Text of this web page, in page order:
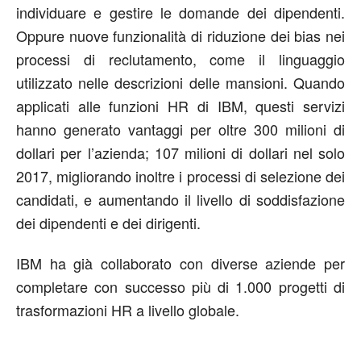
individuare e gestire le domande dei dipendenti.
Oppure nuove funzionalità di riduzione dei bias nei
processi di reclutamento, come il linguaggio
utilizzato nelle descrizioni delle mansioni. Quando
applicati alle funzioni HR di IBM, questi servizi
hanno generato vantaggi per oltre 300 milioni di
dollari per l’azienda; 107 milioni di dollari nel solo
2017, migliorando inoltre i processi di selezione dei
candidati, e aumentando il livello di soddisfazione
dei dipendenti e dei dirigenti.
IBM ha già collaborato con diverse aziende per
completare con successo più di 1.000 progetti di
trasformazioni HR a livello globale.